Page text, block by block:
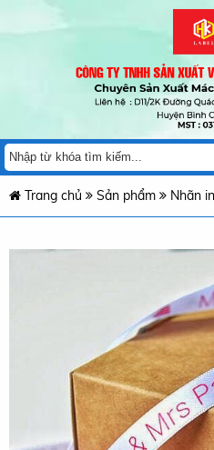
Trang chủ Sản phẩm Nhãn in